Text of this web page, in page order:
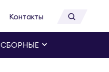
Контакты
СБОРНЫЕ